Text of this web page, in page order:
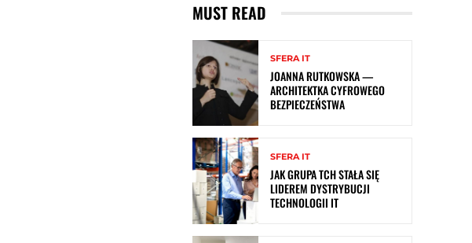
MUST READ
SFERA IT
JOANNA RUTKOWSKA —
ARCHITEKTKA CYFROWEGO
BEZPIECZEŃSTWA
SFERA IT
JAK GRUPA TCH STAŁA SIĘ
LIDEREM DYSTRYBUCJI
TECHNOLOGII IT